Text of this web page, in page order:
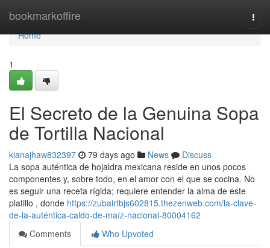
bookmarkoffire
Home
Home
1
El Secreto de la Genuina Sopa
de Tortilla Nacional
kianajhaw832397 79 days ago News
Discuss
La sopa auténtica de hojaldra mexicana reside en unos pocos
componentes y, sobre todo, en el amor con el que se cocina. No
es seguir una receta rígida; requiere entender la alma de este
platillo , donde https://zubairtbjs602815.thezenweb.com/la-clave-
de-la-auténtica-caldo-de-maíz-nacional-80004162
Comments
Who Upvoted